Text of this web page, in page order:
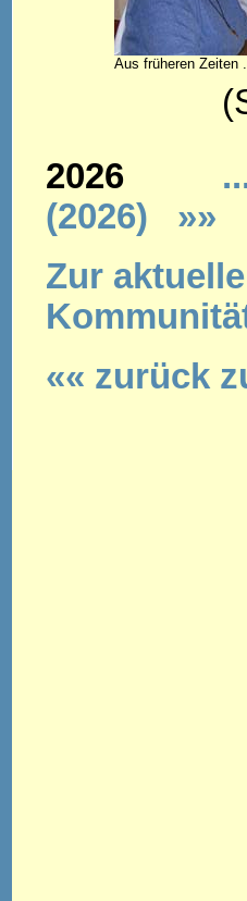
Aus früheren Zeiten
(Stand
2026
(2026)
»»
Zur
«« zurück